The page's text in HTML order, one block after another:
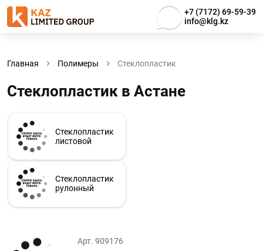
+7 (7172) 69-59-39
info@klg.kz
Главная Полимеры Стеклопластик
Стеклопластик в Астанe
Стеклопластик
листовой
Стеклопластик
рулонный
Арт. 909176